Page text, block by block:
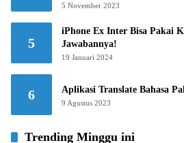
5 November 2023
5
iPhone Ex Inter Bisa Pakai
Jawabannya!
19 Januari 2024
6 Aplikasi Translate Bahasa
9 Agustus 2023
Trending Minggu ini